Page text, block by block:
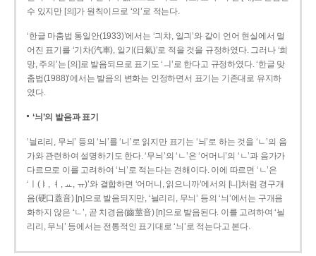
수 있지만 [의]가 원칙이므로 ‘의’로 적는다.
‘한글 마춤법 통일안(1933)’에서는 ‘긔챠, 일긔’와 같이 언어 현실에서 멀
어진 표기를 ‘기차(汽車), 일기(日氣)’로 적을 것을 규정하였다. 그러나 ‘희
망, 주의’는 [의]로 발음되므로 표기도 ‘ㅢ’로 한다고 규정하였다. ‘한글 맞
춤법(1988)’에서는 발음의 변화는 인정하면서 표기는 기존대로 유지하
였다.
‘늬’의 발음과 표기
‘늴리리, 무늬’ 등의 ‘늬’를 ‘니’로 읽지만 표기는 ‘늬’로 하는 것을 ‘ㄴ’의 음
가와 관련하여 설명하기도 한다. ‘무늬’의 ‘ㄴ’은 ‘어머니’의 ‘ㄴ’과 음가가
다르므로 이를 고려하여 ‘늬’로 적는다는 견해이다. 이에 따르면 ‘ㄴ’은
‘ㅣ(ㅑ, ㅕ, ㅛ, ㅠ)’와 결합하면 ‘어머니, 읽으니까’에서의 [니]처럼 경구개
음(硬口蓋音) [ɲ]으로 발음되지만, ‘늴리리, 무늬’ 등의 ‘늬’에서는 구개음
화하지 않은 ‘ㄴ’, 곧 치경음(齒莖音) [n]으로 발음된다. 이를 고려하여 ‘늴
리리, 무늬’ 등에서는 전통적인 표기대로 ‘늬’로 적는다고 본다.